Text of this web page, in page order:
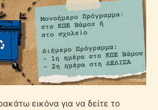
εικόνα για να δείτε το